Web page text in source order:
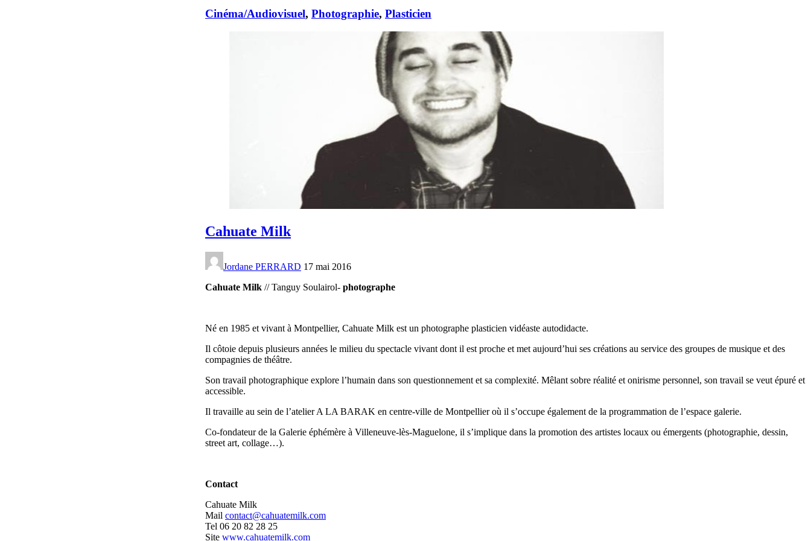
Cinéma/Audiovisuel, Photographie, Plasticien
Cahuate Milk
Jordane PERRARD 17 mai 2016
Cahuate Milk // Tanguy Soulairol- photographe
Né en 1985 et vivant à Montpellier, Cahuate Milk est un photographe plasticien vidéaste autodidacte.
Il côtoie depuis plusieurs années le milieu du spectacle vivant dont il est proche et met aujourd’hui ses créations au service des groupes de musique et des
compagnies de théâtre.
Son travail photographique explore l’humain dans son questionnement et sa complexité. Mêlant sobre réalité et onirisme personnel, son travail se veut épuré et
accessible.
Il travaille au sein de l’atelier A LA BARAK en centre-ville de Montpellier où il s’occupe également de la programmation de l’espace galerie.
Co-fondateur de la Galerie éphémère à Villeneuve-lès-Maguelone, il s’implique dans la promotion des artistes locaux ou émergents (photographie, dessin,
street art, collage…).
Contact
Cahuate Milk
Mail contact@cahuatemilk.com
Tel 06 20 82 28 25
Site www.cahuatemilk.com